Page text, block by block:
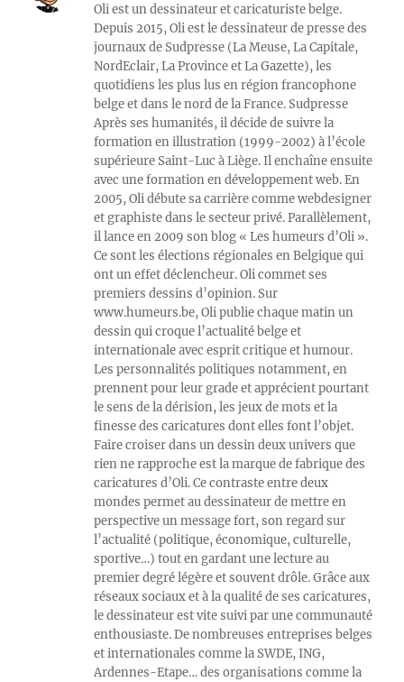
Oli est un dessinateur et caricaturiste belge.
Depuis 2015, Oli est le dessinateur de presse des
journaux de Sudpresse (La Meuse, La Capitale,
NordEclair, La Province et La Gazette), les
quotidiens les plus lus en région francophone
belge et dans le nord de la France. Sudpresse
Après ses humanités, il décide de suivre la
formation en illustration (1999-2002) à l’école
supérieure Saint-Luc à Liège. Il enchaîne ensuite
avec une formation en développement web. En
2005, Oli débute sa carrière comme webdesigner
et graphiste dans le secteur privé. Parallèlement,
il lance en 2009 son blog « Les humeurs d’Oli ».
Ce sont les élections régionales en Belgique qui
ont un effet déclencheur. Oli commet ses
premiers dessins d’opinion. Sur
www.humeurs.be, Oli publie chaque matin un
dessin qui croque l’actualité belge et
internationale avec esprit critique et humour.
Les personnalités politiques notamment, en
prennent pour leur grade et apprécient pourtant
le sens de la dérision, les jeux de mots et la
finesse des caricatures dont elles font l’objet.
Faire croiser dans un dessin deux univers que
rien ne rapproche est la marque de fabrique des
caricatures d’Oli. Ce contraste entre deux
mondes permet au dessinateur de mettre en
perspective un message fort, son regard sur
l’actualité (politique, économique, culturelle,
sportive…) tout en gardant une lecture au
premier degré légère et souvent drôle. Grâce aux
réseaux sociaux et à la qualité de ses caricatures,
le dessinateur est vite suivi par une communauté
enthousiaste. De nombreuses entreprises belges
et internationales comme la SWDE, ING,
Ardennes-Etape… des organisations comme la